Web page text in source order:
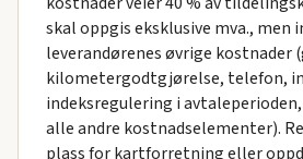
skal oppgis eksklusive mva., men
leverandørenes øvrige kostnader
kilometergodtgjørelse, telefon,
indeksregulering i
alle andre kostnadselementer).
plass for kartforretning eller